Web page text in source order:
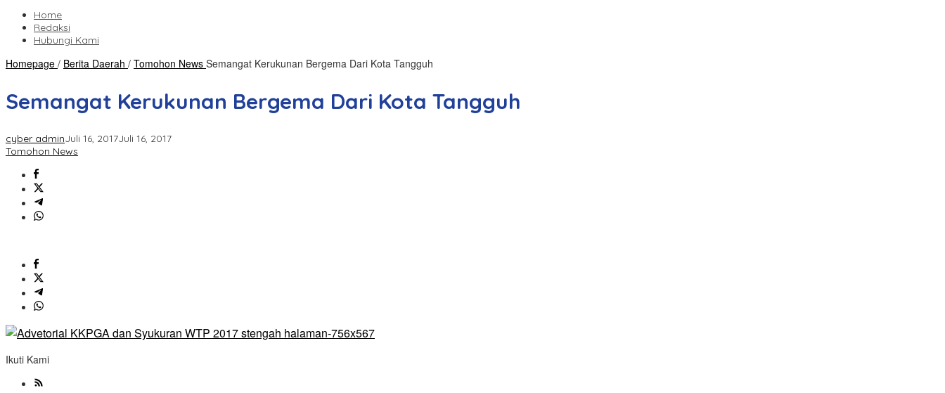
Home
Redaksi
Hubungi Kami
Homepage / Berita Daerah / Tomohon News Semangat Kerukunan Bergema Dari Kota Tangguh
Semangat Kerukunan Bergema Dari Kota Tangguh
cyber adminJuli 16, 2017Juli 16, 2017
Tomohon News
Ikuti Kami